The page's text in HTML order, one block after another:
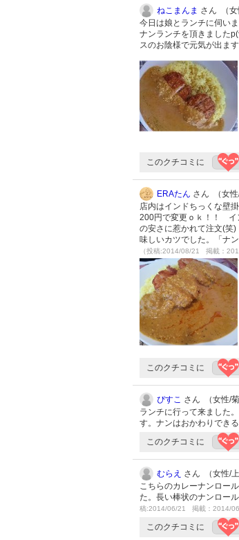
ねこまんま さん （女
今日は娘とランチに伺い
ナンランチを頂きました
スのお陰様で元気が出ま
このクチコミに
ERAたん さん （女性
店内はインドちっくな壁
200円で変更ｏｋ！！ イ
の安さに惹かれて注文(
味しいカツでした。「ナ
（投稿:2014/08/21 掲載：
このクチコミに
ぴすこ さん （女性/
ランチに行って来ました
す。ナンはおかわりでき
このクチコミに
むらえ さん （女性/
こちらのカレーナンロー
た。長い棒状のナンロー
稿:2014/06/21 掲載：2014/06/
このクチコミに